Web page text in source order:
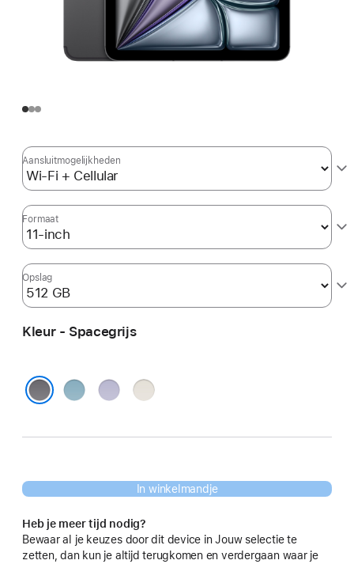
Aansluit­mogelijkheden
Formaat
Opslag
Kleur - Spacegrijs
BlauwPaars Sterrenlicht
In winkelmandje
Heb je meer tijd nodig?
Bewaar al je keuzes door dit device in Jouw selectie te
zetten, dan kun je altijd terugkomen en verdergaan waar je